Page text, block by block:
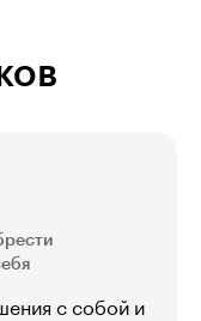
с собой и